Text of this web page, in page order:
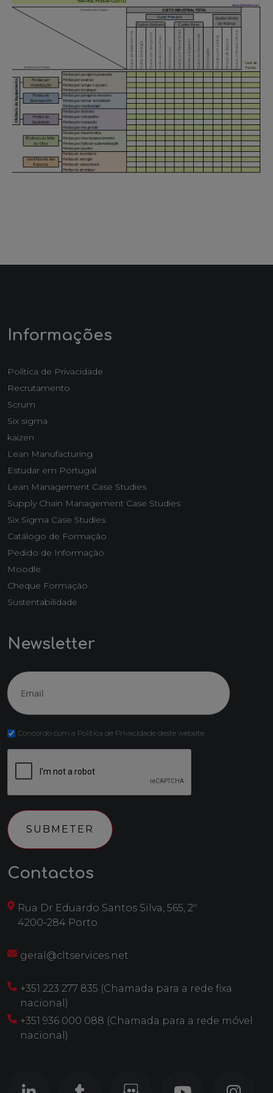
Informações
Política de Privacidade
Recrutamento
Scrum
Six sigma
kaizen
Lean Manufacturing
Estudar em Portugal
Lean Management Case Studies
Supply Chain Management Case Studies
Six Sigma Case Studies
Catálogo de Formação
Pedido de Informação
Moodle
Cheque Formação
Sustentabilidade
Newsletter
Email
(Obrigatório)
Concordo com a Política de Privacidade deste website.
Contactos
Rua Dr Eduardo Santos Silva, 565, 2º
4200-284 Porto
geral@cltservices.net
+351 223 277 835 (Chamada para a rede fixa
nacional)
+351 936 000 088 (Chamada para a rede móvel
nacional)